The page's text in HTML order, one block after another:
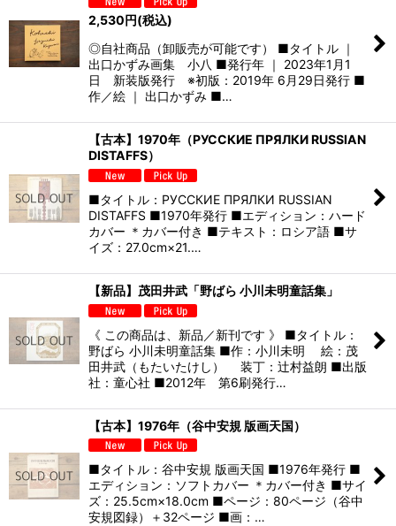
2,530円(税込)
◎自社商品（卸販売が可能です） ■タイトル ｜
出口かずみ画集 小八 ■発行年 ｜ 2023年1月1
日 新装版発行 ※初版：2019年 6月29日発行 ■
作／絵 ｜ 出口かずみ ■…
【古本】1970年（РУССКИЕ ПРЯЛКИ RUSSIAN
DISTAFFS）
■タイトル：РУССКИЕ ПРЯЛКИ RUSSIAN
DISTAFFS ■1970年発行 ■エディション：ハード
カバー ＊カバー付き ■テキスト：ロシア語 ■サ
イズ：27.0cm×21.…
【新品】茂田井武「野ばら 小川未明童話集」
《 この商品は、新品／新刊です 》 ■タイトル：
野ばら 小川未明童話集 ■作：小川未明 絵：茂
田井武（もたいたけし） 装丁：辻村益朗 ■出版
社：童心社 ■2012年 第6刷発行…
【古本】1976年（谷中安規 版画天国）
■タイトル：谷中安規 版画天国 ■1976年発行 ■
エディション：ソフトカバー ＊カバー付き ■サイ
ズ：25.5cm×18.0cm ■ページ：80ページ（谷中
安規図録）＋32ページ ■画：…